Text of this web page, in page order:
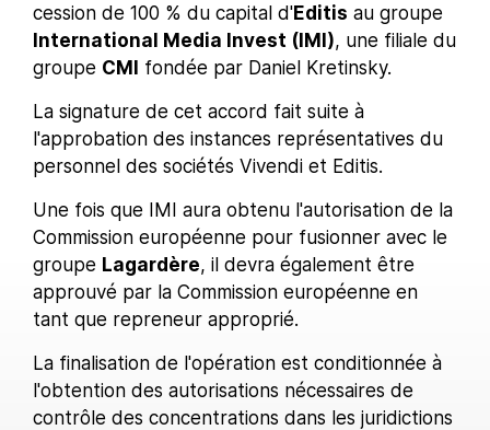
cession de 100 % du capital d'Editis au groupe
International Media Invest (IMI), une filiale du
groupe CMI fondée par Daniel Kretinsky.
La signature de cet accord fait suite à
l'approbation des instances représentatives du
personnel des sociétés Vivendi et Editis.
Une fois que IMI aura obtenu l'autorisation de la
Commission européenne pour fusionner avec le
groupe Lagardère, il devra également être
approuvé par la Commission européenne en
tant que repreneur approprié.
La finalisation de l'opération est conditionnée à
l'obtention des autorisations nécessaires de
contrôle des concentrations dans les juridictions